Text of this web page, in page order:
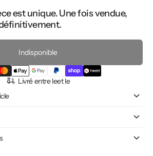
est unique. Une fois vendue,
Indisponible
Livré entre leet le